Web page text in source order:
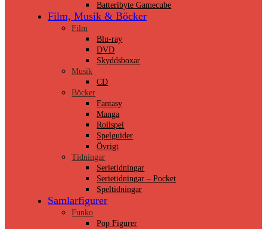
Batteribyte Gamecube
Film, Musik & Böcker
Film
Blu-ray
DVD
Skyddsboxar
Musik
CD
Böcker
Fantasy
Manga
Rollspel
Spelguider
Övrigt
Tidningar
Serietidningar
Serietidningar – Pocket
Speltidningar
Samlarfigurer
Funko
Pop Figurer